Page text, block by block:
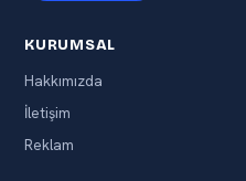
KURUMSAL
Hakkımızda
İletişim
Reklam